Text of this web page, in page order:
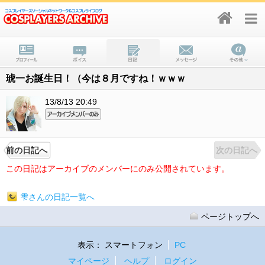
琥一お誕生日！（今は８月ですね！ｗｗｗ
13/8/13 20:49
前の日記へ
次の日記へ
この日記はアーカイブのメンバーにのみ公開されています。
雫さんの日記一覧へ
ページトップへ
表示： スマートフォン
PC
マイページ
ヘルプ ログイン